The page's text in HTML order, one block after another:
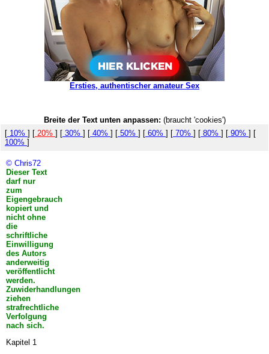
Ersties, authentischer amateur Sex
Breite der Text unten anpassen: (braucht 'cookies')
[ 10% ] [ 20% ] [ 30% ] [ 40% ] [ 50% ] [ 60% ] [ 70% ] [ 80% ] [ 90% ] [
100% ]
© Chris72
Dieser Text
darf nur
zum
Eigengebrauch
kopiert und
nicht ohne
die
schriftliche
Einwilligung
des Autors
anderweitig
veröffentlicht
werden.
Zuwiderhandlungen
ziehen
strafrechtliche
Verfolgung
nach sich.
Kapitel 1